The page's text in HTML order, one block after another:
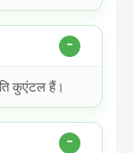
कुएंटल हैं।